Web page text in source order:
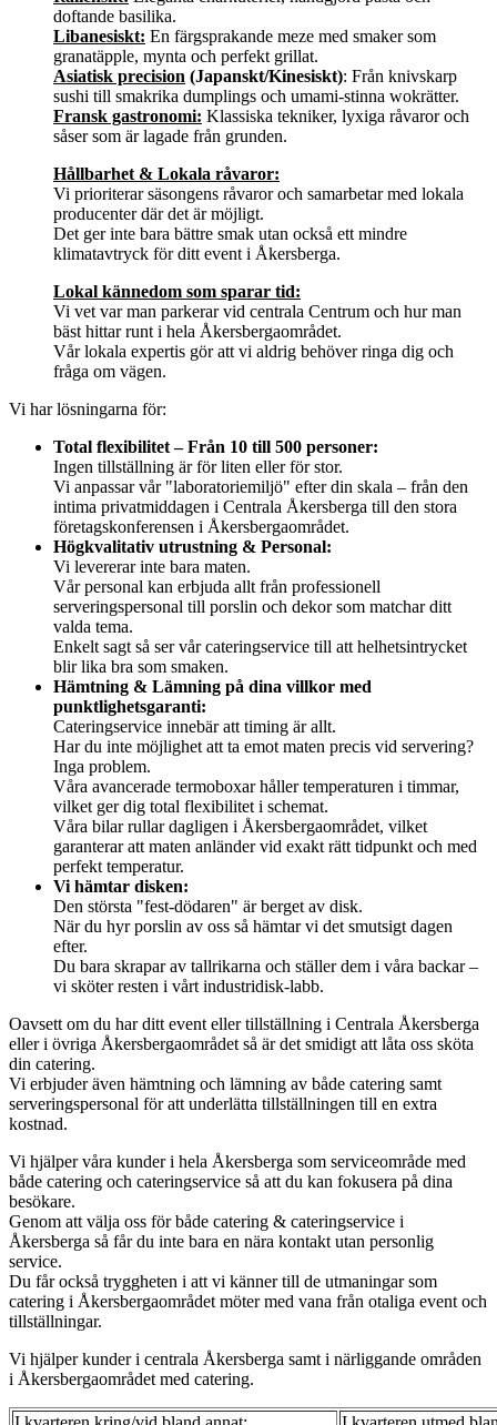
doftande basilika.
Libanesiskt: En färgsprakande meze med smaker som
granatäpple, mynta och perfekt grillat.
Asiatisk precision (Japanskt/Kinesiskt): Från knivskarp
sushi till smakrika dumplings och umami-stinna wokrätter.
Fransk gastronomi: Klassiska tekniker, lyxiga råvaror och
såser som är lagade från grunden.
Hållbarhet & Lokala råvaror:
Vi prioriterar säsongens råvaror och samarbetar med lokala
producenter där det är möjligt.
Det ger inte bara bättre smak utan också ett mindre
klimatavtryck för ditt event i Åkersberga.
Lokal kännedom som sparar tid:
Vi vet var man parkerar vid centrala Centrum och hur man
bäst hittar runt i hela Åkersbergaområdet.
Vår lokala expertis gör att vi aldrig behöver ringa dig och
fråga om vägen.
Vi har lösningarna för:
Total flexibilitet – Från 10 till 500 personer:
Ingen tillställning är för liten eller för stor.
Vi anpassar vår "laboratoriemiljö" efter din skala – från den
intima privatmiddagen i Centrala Åkersberga till den stora
företagskonferensen i Åkersbergaområdet.
Högkvalitativ utrustning & Personal:
Vi levererar inte bara maten.
Vår personal kan erbjuda allt från professionell
serveringspersonal till porslin och dekor som matchar ditt
valda tema.
Enkelt sagt så ser vår cateringservice till att helhetsintrycket
blir lika bra som smaken.
Hämtning & Lämning på dina villkor med
punktlighetsgaranti:
Cateringservice innebär att timing är allt.
Har du inte möjlighet att ta emot maten precis vid servering?
Inga problem.
Våra avancerade termoboxar håller temperaturen i timmar,
vilket ger dig total flexibilitet i schemat.
Våra bilar rullar dagligen i Åkersbergaområdet, vilket
garanterar att maten anländer vid exakt rätt tidpunkt och med
perfekt temperatur.
Vi hämtar disken:
Den största "fest-dödaren" är berget av disk.
När du hyr porslin av oss så hämtar vi det smutsigt dagen
efter.
Du bara skrapar av tallrikarna och ställer dem i våra backar –
vi sköter resten i vårt industridisk-labb.
Oavsett om du har ditt event eller tillställning i Centrala Åkersberga
eller i övriga Åkersbergaområdet så är det smidigt att låta oss sköta
din catering.
Vi erbjuder även hämtning och lämning av både catering samt
serveringspersonal för att underlätta tillställningen till en extra
kostnad.
Vi hjälper våra kunder i hela Åkersberga som serviceområde med
både catering och cateringservice så att du kan fokusera på dina
besökare.
Genom att välja oss för både catering & cateringservice i
Åkersberga så får du inte bara en nära kontakt utan personlig
service.
Du får också tryggheten i att vi känner till de utmaningar som
catering i Åkersbergaområdet möter med vana från otaliga event och
tillställningar.
Vi hjälper kunder i centrala Åkersberga samt i närliggande områden
i Åkersbergaområdet med catering.